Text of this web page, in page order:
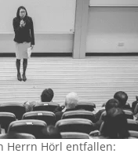
Herrn Hörl entfallen: